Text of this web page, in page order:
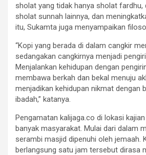
sholat yang tidak hanya sholat fardhu,
sholat sunnah lainnya, dan
itu, Sukamta juga menyampaikan
“Kopi yang berada di dalam cangkir
sedangakan cangkirnya menjadi
Menjalankan kehidupan dengan
membawa berkah dan bekal menuju
menjadikan kehidupan nikmat dengan
ibadah,” katanya.
Pengamatan kalijaga.co di lokasi
banyak masyarakat. Mulai dari dalam
serambi masjid dipenuhi oleh jemaah.
berlangsung satu jam tersebut dirasa